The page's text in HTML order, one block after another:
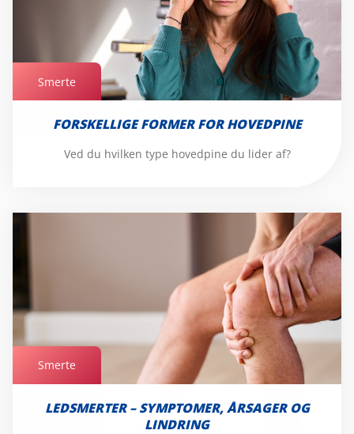
Smerte
FORSKELLIGE FORMER FOR HOVEDPINE
Ved du hvilken type hovedpine du lider af?
Smerte
Smerte
LEDSMERTER – SYMPTOMER, ÅRSAGER OG
LINDRING